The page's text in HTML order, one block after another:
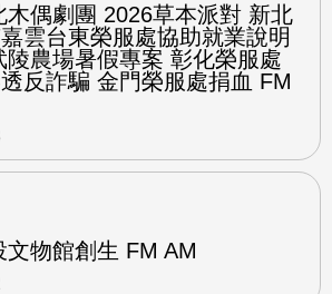
木偶劇團 2026草本派對 新北
雲台東榮服處協助就業說明
陵農場暑假專案 彰化榮服處
反詐騙 金門榮服處捐血 FM
文物館創生 FM AM